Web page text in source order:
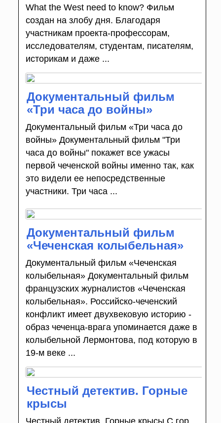
What the West need to know? Фильм
создан на злобу дня. Благодаря
участникам проекта-профессорам,
исследователям, студентам, писателям,
историкам и даже ...
Документальный фильм
«Три часа до войны»
Документальный фильм «Три часа до
войны» Документальный фильм "Три
часа до войны" покажет все ужасы
первой чеченской войны именно так, как
это видели ее непосредственные
участники. Три часа ...
Документальный фильм
«Чеченская колыбельная»
Документальный фильм «Чеченская
колыбельная» Документальный фильм
французских журналистов «Чеченская
колыбельная». Российско-чеченский
конфликт имеет двухвековую историю -
образ чеченца-врага упоминается даже в
колыбельной Лермонтова, под которую в
19-м веке ...
Честный детектив. Горные
крысы
Честный детектив. Горные крысы С гор